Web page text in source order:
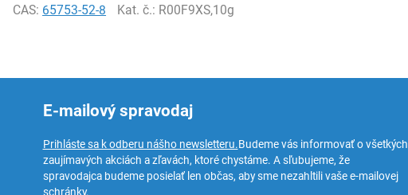
CAS: 65753-52-8 Kat. č.: R00F9XS,10g
E-mailový spravodaj
Prihláste sa k odberu nášho newsletteru.Budeme vás informovať o všetkých
zaujímavých akciách a zľavách, ktoré chystáme. A sľubujeme, že
spravodajca budeme posielať len občas, aby sme nezahltili vaše e-mailovej
schránky.